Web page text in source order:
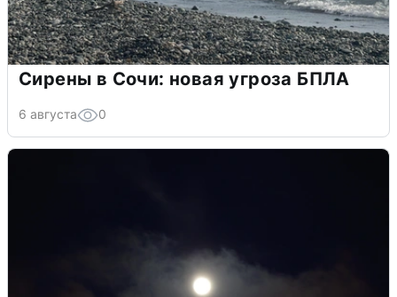
Сирены в Сочи: новая угроза БПЛА
6 августа 0